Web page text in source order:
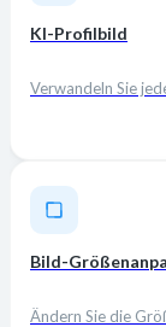
KI-Profilbild
Verwandeln Sie
Bild-
Ändern Sie die